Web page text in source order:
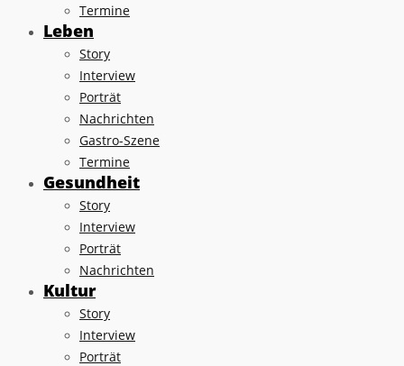
Termine
Leben
Story
Interview
Porträt
Nachrichten
Gastro-Szene
Termine
Gesundheit
Story
Interview
Porträt
Nachrichten
Kultur
Story
Interview
Porträt